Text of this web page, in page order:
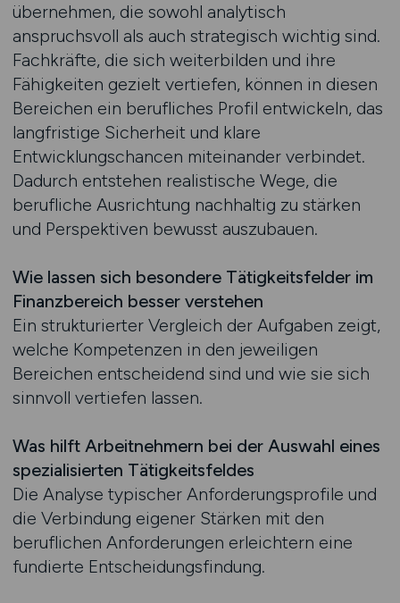
übernehmen, die sowohl analytisch
anspruchsvoll als auch strategisch wichtig sind.
Fachkräfte, die sich weiterbilden und ihre
Fähigkeiten gezielt vertiefen, können in diesen
Bereichen ein berufliches Profil entwickeln, das
langfristige Sicherheit und klare
Entwicklungschancen miteinander verbindet.
Dadurch entstehen realistische Wege, die
berufliche Ausrichtung nachhaltig zu stärken
und Perspektiven bewusst auszubauen.
Wie lassen sich besondere Tätigkeitsfelder im
Finanzbereich besser verstehen
Ein strukturierter Vergleich der Aufgaben zeigt,
welche Kompetenzen in den jeweiligen
Bereichen entscheidend sind und wie sie sich
sinnvoll vertiefen lassen.
Was hilft Arbeitnehmern bei der Auswahl eines
spezialisierten Tätigkeitsfeldes
Die Analyse typischer Anforderungsprofile und
die Verbindung eigener Stärken mit den
beruflichen Anforderungen erleichtern eine
fundierte Entscheidungsfindung.